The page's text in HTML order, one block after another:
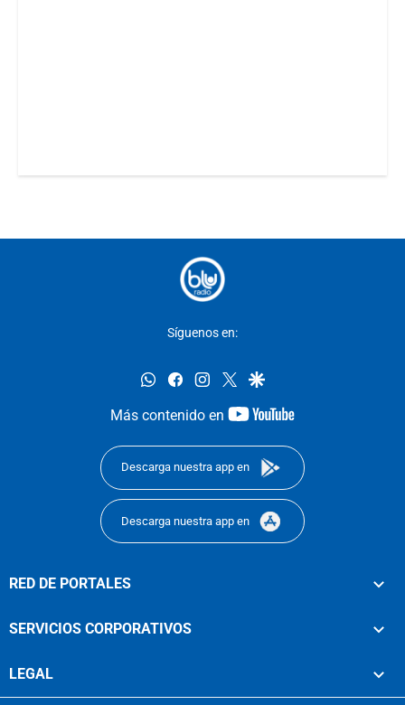
Síguenos en:
whatsappfacebookinstagram
twittergoogle
Más contenido en
youtube-
Descarga nuestra app en
Descarga nuestra app en
RED DE PORTALES
SERVICIOS CORPORATIVOS
LEGAL